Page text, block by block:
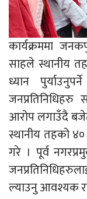
कार्यक्रममा
साहले स्थानीय
ध्यान
जनप्रतिनिधिहरु
आरोप लगाउँदै
स्थानीय तहको
गरे । पूर्व
ल्याउनु आवश्यक